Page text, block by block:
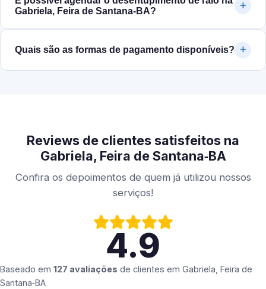
Gabriela, Feira de Santana‑BA?
Quais são as formas de pagamento disponíveis?
Reviews de clientes satisfeitos na
Gabriela, Feira de Santana‑BA
Confira os depoimentos de quem já utilizou nossos
serviços!
4.9
Baseado em 127 avaliações de clientes em Gabriela, Feira de
Santana‑BA